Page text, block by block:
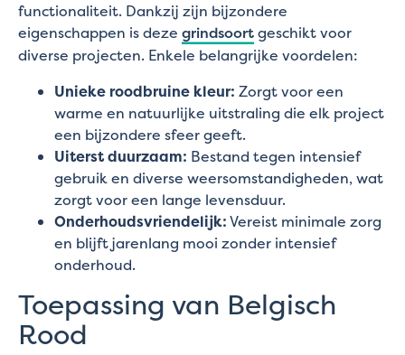
functionaliteit. Dankzij zijn bijzondere
eigenschappen is deze grindsoortgeschikt voor
diverse projecten. Enkele belangrijke voordelen:
Unieke roodbruine kleur: Zorgt voor een
warme en natuurlijke uitstraling die elk project
een bijzondere sfeer geeft.
Uiterst duurzaam: Bestand tegen intensief
gebruik en diverse weersomstandigheden, wat
zorgt voor een lange levensduur.
Onderhoudsvriendelijk:Vereist minimale zorg
en blijft jarenlang mooi zonder intensief
onderhoud.
Toepassing van Belgisch
Rood